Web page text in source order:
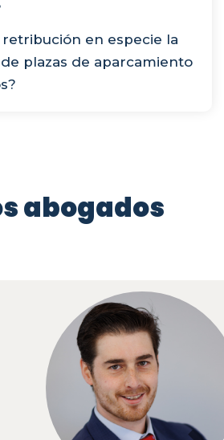
retribución en especie la
plazas de aparcamiento
abogados